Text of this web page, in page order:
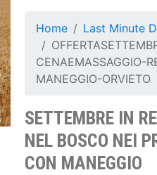
Home
Last Minute
CENAEMASSAGGIO-
MANEGGIO-ORVIETO
SETTEMBRE IN
NEL BOSCO NEI
CON MANEGGIO